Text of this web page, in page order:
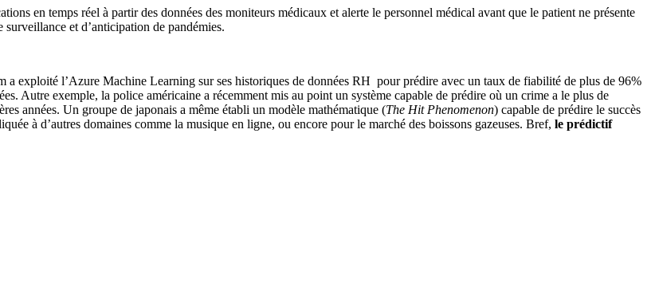
en temps réel à partir des données des moniteurs médicaux et alerte le personnel médical avant que le patient ne présente
surveillance et d’anticipation de pandémies.
a exploité l’Azure Machine Learning sur ses historiques de données RH pour prédire avec un taux de fiabilité de plus de 96%
Autre exemple, la police américaine a récemment mis au point un système capable de prédire où un crime a le plus de
années. Un groupe de japonais a même établi un modèle mathématique (The Hit Phenomenon) capable de prédire le succès
à d’autres domaines comme la musique en ligne, ou encore pour le marché des boissons gazeuses. Bref, le prédictif